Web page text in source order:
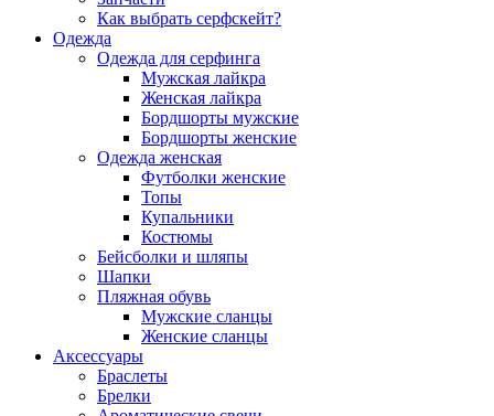
Как выбрать серфскейт?
Одежда
Одежда для серфинга
Мужская лайкра
Женская лайкра
Бордшорты мужские
Бордшорты женские
Одежда женская
Футболки женские
Топы
Купальники
Костюмы
Бейсболки и шляпы
Шапки
Пляжная обувь
Мужские сланцы
Женские сланцы
Аксессуары
Браслеты
Брелки